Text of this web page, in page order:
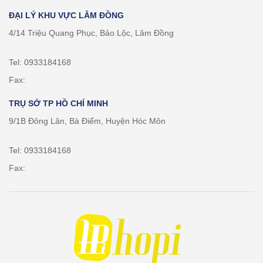
ĐẠI LÝ KHU VỰC LÂM ĐỒNG
4/14 Triệu Quang Phục, Bảo Lộc, Lâm Đồng
Tel: 0933184168
Fax:
TRỤ SỞ TP HỒ CHÍ MINH
9/1B Đông Lân, Bà Điểm, Huyện Hóc Môn
Tel: 0933184168
Fax: